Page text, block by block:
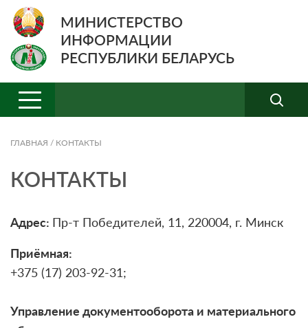
МИНИСТЕРСТВО
ИНФОРМАЦИИ
РЕСПУБЛИКИ БЕЛАРУСЬ
ГЛАВНАЯ / КОНТАКТЫ
КОНТАКТЫ
Адрес: Пр-т Победителей, 11, 220004, г. Минск
Приёмная:
+375 (17) 203-92-31;
Управление документооборота и материального